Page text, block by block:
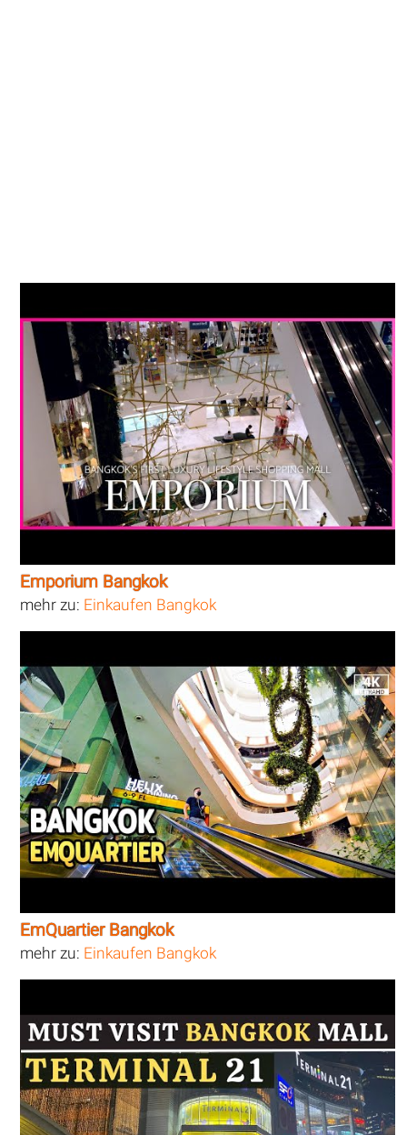
Emporium Bangkok
mehr zu: Einkaufen Bangkok
EmQuartier Bangkok
mehr zu: Einkaufen Bangkok